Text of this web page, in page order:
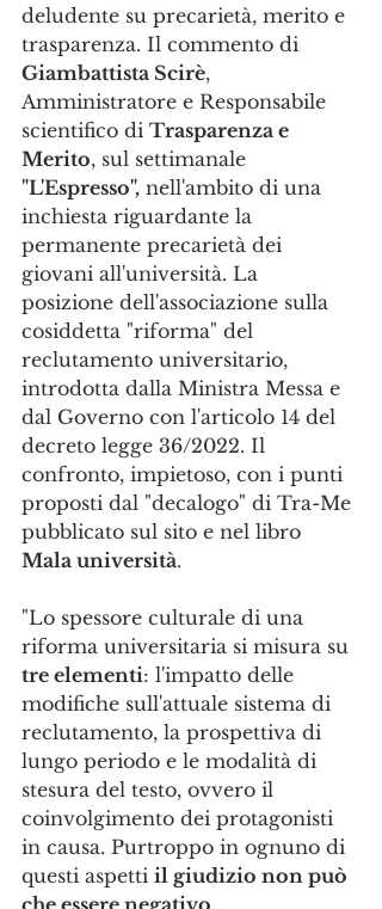
deludente su precarietà, merito e
trasparenza. Il commento di
Giambattista Scirè,
Amministratore e Responsabile
scientifico di Trasparenza e
Merito, sul settimanale
"L'Espresso", nell'ambito di una
inchiesta riguardante la
permanente precarietà dei
giovani all'università. La
posizione dell'associazione sulla
cosiddetta "riforma" del
reclutamento universitario,
introdotta dalla Ministra Messa e
dal Governo con l'articolo 14 del
decreto legge 36/2022. Il
confronto, impietoso, con i punti
proposti dal "decalogo" di Tra-Me
pubblicato sul sito e nel libro
Mala università.
"Lo spessore culturale di una
riforma universitaria si misura su
tre elementi: l'impatto delle
modifiche sull'attuale sistema di
reclutamento, la prospettiva di
lungo periodo e le modalità di
stesura del testo, ovvero il
coinvolgimento dei protagonisti
in causa. Purtroppo in ognuno di
questi aspetti il giudizio non può
che essere negativo.